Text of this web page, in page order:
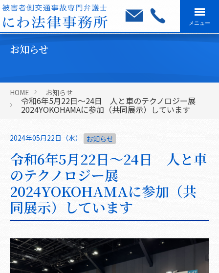
メニュー
お知らせ
HOME お知らせ
令和6年5月22日～24日 人と車のテクノロジー展
2024YOKOHAMAに参加（共同展示）しています
2024年05月22日（水） お知らせ
令和6年5月22日～24日 人と車
のテクノロジー展
2024YOKOHAMAに参加（共
同展示）しています